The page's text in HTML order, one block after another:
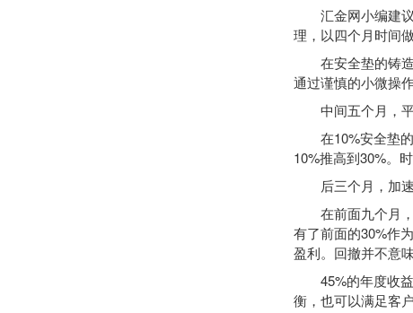
汇金网小编建议
理，以四个月时间
在安全垫的铸造
通过谨慎的小微操
中间五个月，平
在10%安全垫的
10%推高到30%。
后三个月，加速
在前面九个月，
有了前面的30%作
盈利。回撤并不意
45%的年度收益
衡，也可以满足客